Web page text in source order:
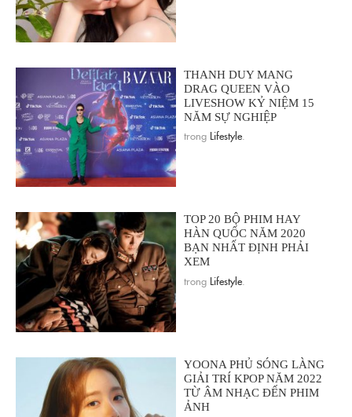
THANH DUY MANG
DRAG QUEEN VÀO
LIVESHOW KỶ NIỆM 15
NĂM SỰ NGHIỆP
trong Lifestyle
TOP 20 BỘ PHIM HAY
HÀN QUỐC NĂM 2020
BẠN NHẤT ĐỊNH PHẢI
XEM
trong Lifestyle
YOONA PHỦ SÓNG LÀNG
GIẢI TRÍ KPOP NĂM 2022
TỪ ÂM NHẠC ĐẾN PHIM
ẢNH